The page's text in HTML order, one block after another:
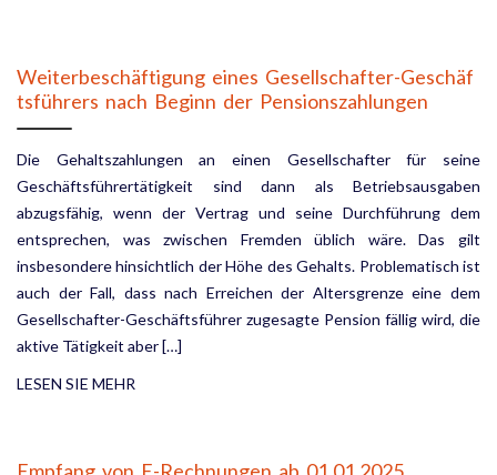
Weiterbeschäftigung eines Gesellschafter-Geschäf
tsführers nach Beginn der Pensionszahlungen
Die Gehaltszahlungen an einen Gesellschafter für seine
Geschäftsführertätigkeit sind dann als Betriebsaus­gaben
abzugsfähig, wenn der Vertrag und seine Durchführung dem
entsprechen, was zwischen Fremden üblich wäre. Das gilt
insbesondere hinsichtlich der Höhe des Gehalts. Problematisch ist
auch der Fall, dass nach Erreichen der Altersgrenze eine dem
Gesellschafter-Geschäftsführer zugesagte Pension fällig wird, die
aktive Tätigkeit aber […]
LESEN SIE MEHR